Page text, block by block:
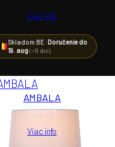
Viac info
Skladom BE ·Doručenie do
19. aug(~11 dní)
AMBALA
393,94€
Viac info